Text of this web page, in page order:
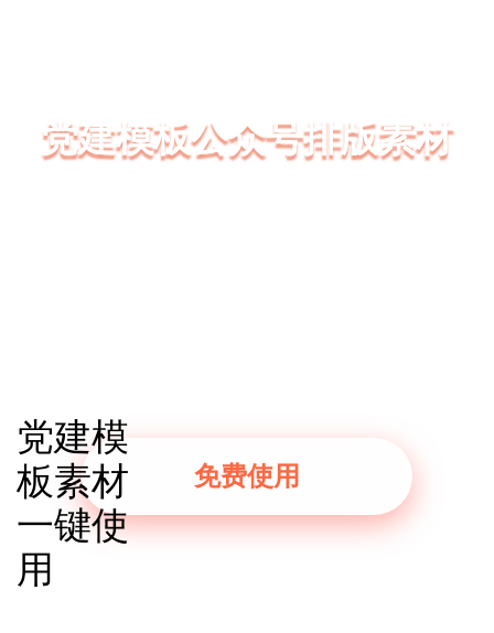
党建模板公众号排版素材
免费使用
党建模
板素材
一键使
用